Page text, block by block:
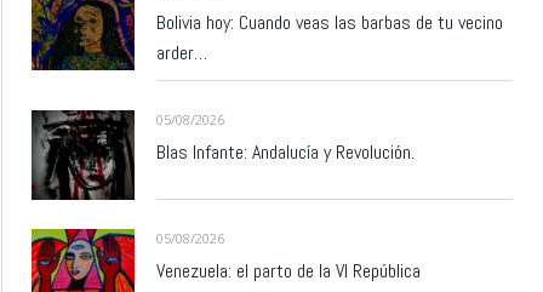
Bolivia hoy: Cuando veas las barbas de tu vecino
arder…
05/08/2026
Blas Infante: Andalucía y Revolución.
05/08/2026
Venezuela: el parto de la VI República